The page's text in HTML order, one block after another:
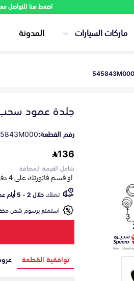
اضغط هنا للتواصل
ماركات السيارات المدونة
جلدة عمود سحب
رقم القطعة:
136
شامل القيمة المضافة
تصلكخلال 2 - 5 أيام عمل
استمتع برسوم شحن
توافقية القطعة